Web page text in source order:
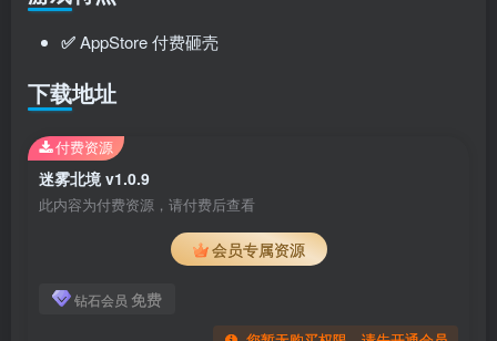
✅AppStore 付费砸壳
下载地址
迷雾北境 v1.0.9
此内容为付费资源，请付费后查看
会员专属资源
钻石会员 免费
付费资源